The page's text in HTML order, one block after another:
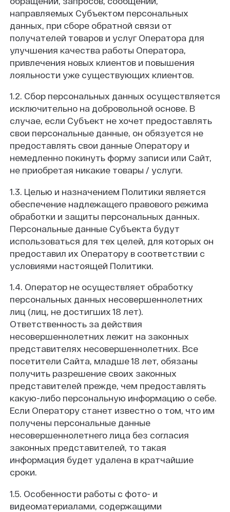
направляемых Субъектом персональных
данных, при сборе обратной связи от
получателей товаров и услуг Оператора для
улучшения качества работы Оператора,
привлечения новых клиентов и повышения
лояльности уже существующих клиентов.
1.2. Сбор персональных данных осуществляется
исключительно на добровольной основе. В
случае, если Субъект не хочет предоставлять
свои персональные данные, он обязуется не
предоставлять свои данные Оператору и
немедленно покинуть форму записи или Сайт,
не приобретая никакие товары / услуги.
1.3. Целью и назначением Политики является
обеспечение надлежащего правового режима
обработки и защиты персональных данных.
Персональные данные Субъекта будут
использоваться для тех целей, для которых он
предоставил их Оператору в соответствии с
условиями настоящей Политики.
1.4. Оператор не осуществляет обработку
персональных данных несовершеннолетних
лиц (лиц, не достигших 18 лет).
Ответственность за действия
несовершеннолетних лежит на законных
представителях несовершеннолетних. Все
посетители Сайта, младше 18 лет, обязаны
получить разрешение своих законных
представителей прежде, чем предоставлять
какую-либо персональную информацию о себе.
Если Оператору станет известно о том, что им
получены персональные данные
несовершеннолетнего лица без согласия
законных представителей, то такая
информация будет удалена в кратчайшие
сроки.
1.5. Особенности работы с фото- и
видеоматериалами, содержащими